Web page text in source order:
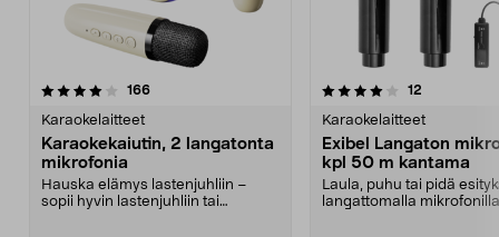
166arvostelut
Karaokelaitteet
Karaokekaiutin, 2 langatonta
mikrofonia
Hauska elämys lastenjuhliin –
sopii hyvin lastenjuhliin tai
4.0 viidestä
12
Karaokelaitteet
Exibel Langaton
kpl 50 m kantama
Laula, puhu tai pidä
langattomalla
4.5 viidestä